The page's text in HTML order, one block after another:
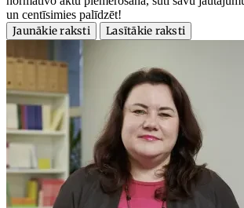
un centīsimies palīdzēt!
Jaunākie raksti
Lasītākie raksti